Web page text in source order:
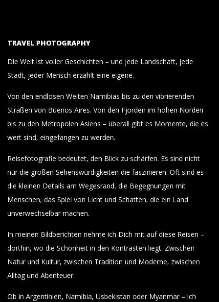
TRAVEL PHOTOGRAPHY
Die Welt ist voller Geschichten – und jede Landschaft, jede
Stadt, jeder Mensch erzählt eine eigene.
Von den endlosen Weiten Namibias bis zu den vibrierenden
Straßen von Buenos Aires. Von den Fjorden im hohen Norden
bis zu den Metropolen Asiens – überall gibt es Momente, die es
wert sind, eingefangen zu werden.
Reisefotografie bedeutet, den Blick zu schärfen. Es sind nicht
nur die großen Sehenswürdigkeiten die faszinieren. Oft sind es
die kleinen Details am Wegesrand, die Begegnungen mit
Menschen, das Spiel von Licht und Schatten, die ein Land
unverwechselbar machen.
In meinen Bildberichten nehme ich Dich mit auf diese Reisen –
dorthin, wo die Schönheit in den Kontrasten liegt. Zwischen
Natur und Kultur, zwischen Tradition und Moderne, zwischen
Alltag und Abenteuer.
Ob in Argentinien, Namibia, Usbekistan oder Myanmar – ich